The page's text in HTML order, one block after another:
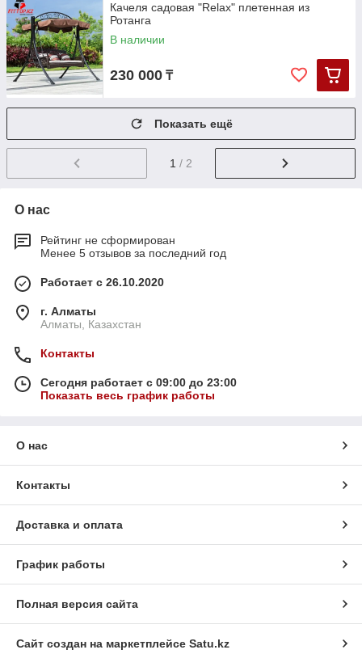
Качеля садовая "Relax" плетенная из
Ротанга
В наличии
230 000 ₸
Показать ещё
1 / 2
О нас
Рейтинг не сформирован
Менее 5 отзывов за последний год
Работает с 26.10.2020
г. Алматы
Алматы, Казахстан
Контакты
Сегодня работает с 09:00 до 23:00
Показать весь график работы
О нас
Контакты
Доставка и оплата
График работы
Полная версия сайта
Сайт создан на маркетплейсе Satu.kz